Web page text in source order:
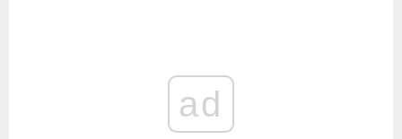
ad